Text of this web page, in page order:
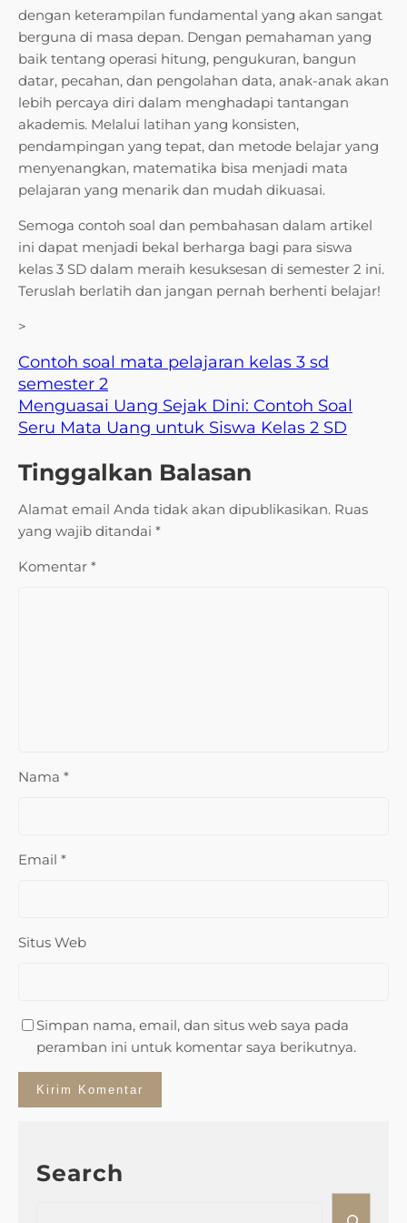
dengan keterampilan fundamental yang akan sangat
berguna di masa depan. Dengan pemahaman yang
baik tentang operasi hitung, pengukuran, bangun
datar, pecahan, dan pengolahan data, anak-anak akan
lebih percaya diri dalam menghadapi tantangan
akademis. Melalui latihan yang konsisten,
pendampingan yang tepat, dan metode belajar yang
menyenangkan, matematika bisa menjadi mata
pelajaran yang menarik dan mudah dikuasai.
Semoga contoh soal dan pembahasan dalam artikel
ini dapat menjadi bekal berharga bagi para siswa
kelas 3 SD dalam meraih kesuksesan di semester 2 ini.
Teruslah berlatih dan jangan pernah berhenti belajar!
>
Contoh soal mata pelajaran kelas 3 sd
semester 2
Menguasai Uang Sejak Dini: Contoh Soal
Seru Mata Uang untuk Siswa Kelas 2 SD
Tinggalkan Balasan
Alamat email Anda tidak akan dipublikasikan. Ruas
yang wajib ditandai *
Komentar *
Nama *
Email *
Situs Web
Simpan nama, email, dan situs web saya pada
peramban ini untuk komentar saya berikutnya.
Search